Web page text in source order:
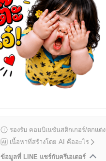
รองรับ คอมบิเนชันสติกเกอร์/ตกแต่ง
เนื้อหาที่สร้างโดย AI คืออะไร
ข้อมูลที่ LINE แชร์กับครีเอเตอร์